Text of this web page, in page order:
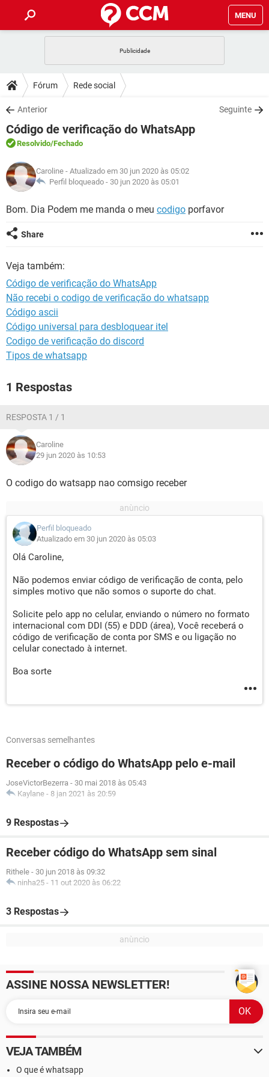
MENU
CELULAR
OUTLOOK
INSTAGRAM GMAIL
GUIA DE COMPRAS
DICAS
JOGOS
OUTLOOK
INSTAGRAM
GUIA DE COMPRAS
DOWNLOADS
JOGOS WHATSAPP
CELULAR
OUTLOOK EXCEL
INSTAGRAM
GUIA DE COMPRAS
FÓRUM
JOGOS
CELULAR FACEBOOK
GLOSSÁRIO
JOGOS
CELULAR FACEBOOK
OUTLOOK
GUIA DE COMPRAS
Fórum Rede social
Anterior Seguinte
Código de verificação do WhatsApp
Resolvido/Fechado
Caroline - Atualizado em 30 jun 2020 às 05:02
Perfil bloqueado - 30 jun 2020 às 05:01
Bom. Dia Podem me manda o meu codigo porfavor
Share
Veja também:
Código de verificação do WhatsApp
Não recebi o codigo de verificação do whatsapp
Código ascii
Código universal para desbloquear itel
Codigo de verificação do discord
Tipos de whatsapp
1 Respostas
RESPOSTA 1 / 1
Caroline
29 jun 2020 às 10:53
O codigo do watsapp nao comsigo receber
Perfil bloqueado
Atualizado em 30 jun 2020 às 05:03
Olá Caroline,
Não podemos enviar código de verificação de conta, pelo
simples motivo que não somos o suporte do chat.
Solicite pelo app no celular, enviando o número no formato
internacional com DDI (55) e DDD (área), Você receberá o
código de verificação de conta por SMS e ou ligação no
celular conectado à internet.
Boa sorte
Conversas semelhantes
Receber o código do WhatsApp pelo e-mail
JoseVictorBezerra - 30 mai 2018 às 05:43
Kaylane - 8 jan 2021 às 20:59
9 Respostas
Receber código do WhatsApp sem sinal
Rithele - 30 jun 2018 às 09:32
ninha25 - 11 out 2020 às 06:22
3 Respostas
ASSINE NOSSA NEWSLETTER!
VEJA TAMBÉM
O que é whatsapp